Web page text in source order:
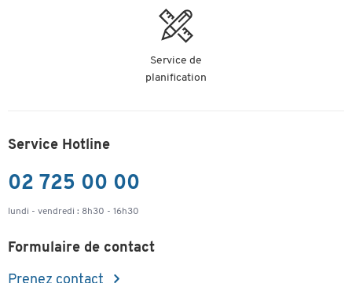
Service de
planification
Service Hotline
02 725 00 00
lundi - vendredi : 8h30 - 16h30
Formulaire de contact